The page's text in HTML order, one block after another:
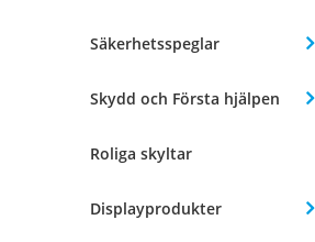
Säkerhetsspeglar
Skydd och Första hjälpen
Roliga skyltar
Displayprodukter